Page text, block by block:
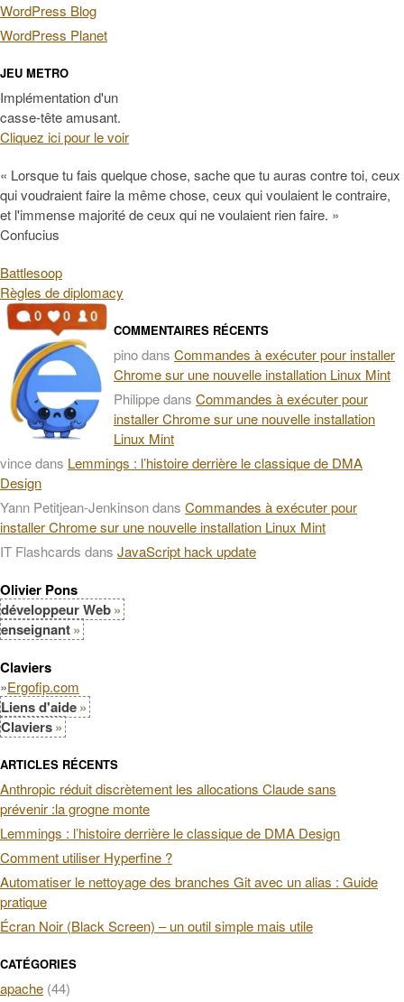
WordPress Blog
WordPress Planet
JEU METRO
Implémentation d'un
casse-tête amusant.
Cliquez ici pour le voir
« Lorsque tu fais quelque chose, sache que tu auras contre toi, ceux
qui voudraient faire la même chose, ceux qui voulaient le contraire,
et l'immense majorité de ceux qui ne voulaient rien faire. »
Confucius
Battlesoop
Règles de diplomacy
COMMENTAIRES RÉCENTS
pinodans Commandes à exécuter pour installer
Chrome sur une nouvelle installation Linux Mint
Philippedans Commandes à exécuter pour
installer Chrome sur une nouvelle installation
Linux Mint
vincedans Lemmings : l’histoire derrière le classique de DMA
Design
Yann Petitjean-Jenkinsondans Commandes à exécuter pour
installer Chrome sur une nouvelle installation Linux Mint
IT Flashcards dans JavaScript hack update
Olivier Pons
développeur Web
enseignant
Claviers
»Ergofip.com
Liens d'aide
Claviers
ARTICLES RÉCENTS
Anthropic réduit discrètement les allocations Claude sans
prévenir :la grogne monte
Lemmings : l’histoire derrière le classique de DMA Design
Comment utiliser Hyperfine ?
Automatiser le nettoyage des branches Git avec un alias : Guide
pratique
Écran Noir (Black Screen) – un outil simple mais utile
CATÉGORIES
apache (44)